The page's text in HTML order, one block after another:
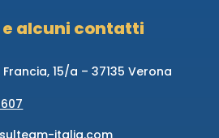
e alcuni contatti
Francia, 15/a – 37135 Verona
italia.com